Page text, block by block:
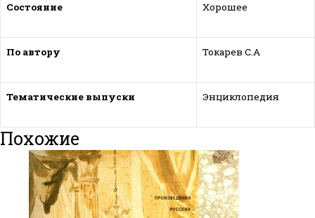
Состояние Хорошее
По автору Токарев С.А
Тематические выпуски Энциклопедия
Похожие